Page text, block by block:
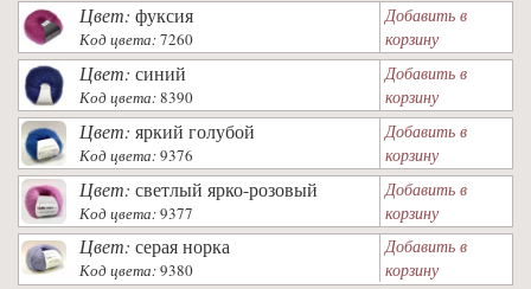
Цвет: фуксия
Код цвета:7260
Добавить в
корзину
Цвет: синий
Код цвета:8390
Добавить в
корзину
Цвет: яркий голубой
Код цвета:9376
Добавить в
корзину
Цвет: светлый ярко-розовый
Код цвета:9377
Добавить в
корзину
Цвет: серая норка
Код цвета:9380
Добавить в
корзину